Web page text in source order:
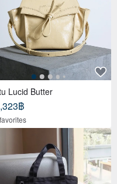
Lucid Butter
฿